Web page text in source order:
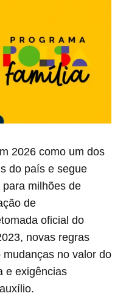
2026 como um dos
do país e segue
milhões de
de
oficial do
novas regras
no valor do
e exigências